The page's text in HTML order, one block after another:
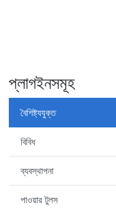
প্লাগইনসমূহ
বৈশিষ্ট্যযুক্ত
বিবিধ
ব্যবস্থাপনা
পাওয়ার টুলস